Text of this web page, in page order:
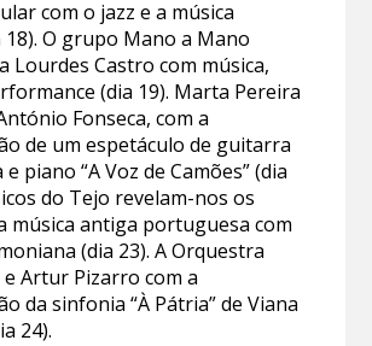
com o jazz e a música
18). O grupo Mano a Mano
Lourdes Castro com música,
(dia 19). Marta Pereira
Fonseca, com a
de um espetáculo de guitarra
piano “A Voz de Camões” (dia
do Tejo revelam-nos os
música antiga portuguesa com
(dia 23). A Orquestra
Artur Pizarro com a
da sinfonia “À Pátria” de Viana
24).